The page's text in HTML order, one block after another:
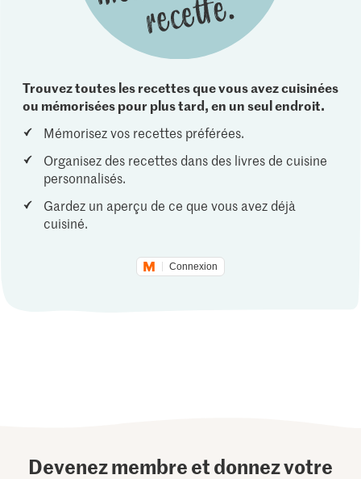
Trouvez toutes les recettes que vous avez cuisinées
ou mémorisées pour plus tard, en un seul endroit.
Mémorisez vos recettes préférées.
Organisez des recettes dans des livres de cuisine
personnalisés.
Gardez un aperçu de ce que vous avez déjà
cuisiné.
Connexion
Devenez membre et donnez votre